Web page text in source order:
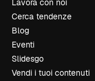
Lavora con noi
Cerca tendenze
Blog
Eventi
Slidesgo
Vendi i tuoi contenuti